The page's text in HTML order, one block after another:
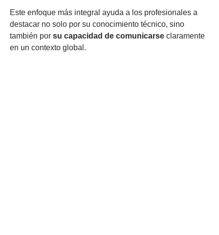
Este enfoque más integral ayuda a los profesionales a
destacar no solo por su conocimiento técnico, sino
también por su capacidad de comunicarse claramente
en un contexto global.